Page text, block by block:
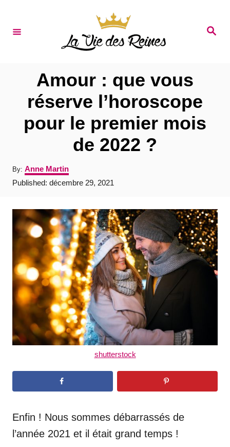
S
Amour : que vous
réserve l’horoscope
pour le premier mois
de 2022 ?
By: A
u
t
o
r
Anne Martin
P
e
Published: décembre 29, 2021
shutterstock
Enfin ! Nous sommes débarrassés de
l’année 2021 et il était grand temps !